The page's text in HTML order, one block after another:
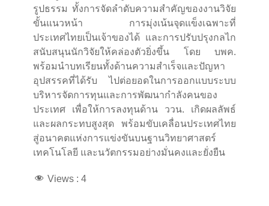
รูปธรรม ทั้งการจัดลำดับความสำคัญของงานวิจัย
ขั้นแนวหน้า การมุ่งเน้นจุดแข็งเฉพาะที่
ประเทศไทยเป็นเจ้าของได้ และการปรับปรุงกลไก
สนับสนุนนักวิจัยให้คล่องตัวยิ่งขึ้น โดย บพค.
พร้อมนำบทเรียนทั้งด้านความสำเร็จและปัญหา
อุปสรรคที่ได้รับ ไปต่อยอดในการออกแบบระบบ
บริหารจัดการทุนและการพัฒนากำลังคนของ
ประเทศ เพื่อให้การลงทุนด้าน ววน. เกิดผลลัพธ์
และผลกระทบสูงสุด พร้อมขับเคลื่อนประเทศไทย
สู่อนาคตแห่งการแข่งขันบนฐานวิทยาศาสตร์
เทคโนโลยี และนวัตกรรมอย่างมั่นคงและยั่งยืน
Views : 4